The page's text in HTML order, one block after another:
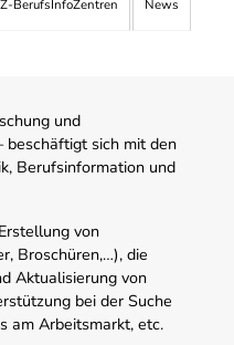
BerufsInfoZentren News
und
beschäftigt sich mit den
Berufsinformation und
von
Broschüren,…), die
Aktualisierung von
bei der Suche
am Arbeitsmarkt, etc.